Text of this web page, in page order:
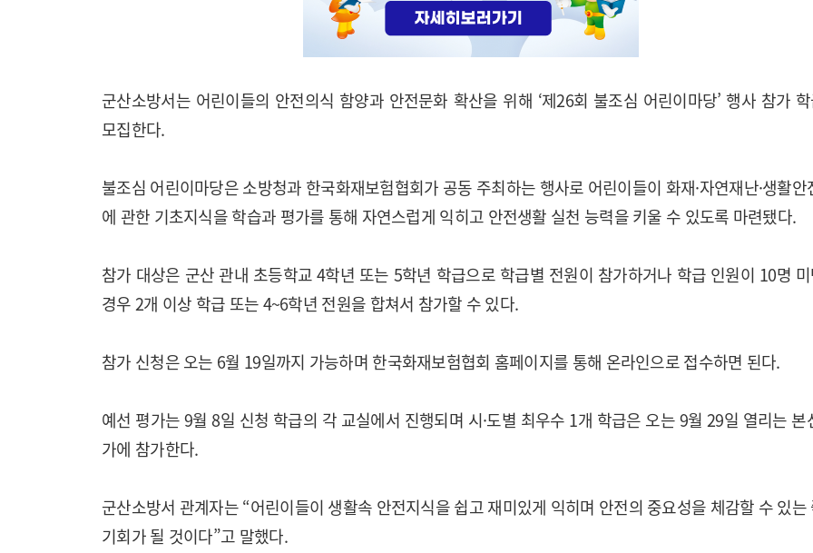
군산소방서는 어린이들의 안전의식 함양과 안전문화 확산을 위해 ‘제26회 불조심 어린이마당’ 행사 참가
모집한다.
불조심 어린이마당은 소방청과 한국화재보험협회가 공동 주최하는 행사로 어린이들이 화재·자연재난·생활안
에 관한 기초지식을 학습과 평가를 통해 자연스럽게 익히고 안전생활 실천 능력을 키울 수 있도록 마련됐다.
참가 대상은 군산 관내 초등학교 4학년 또는 5학년 학급으로 학급별 전원이 참가하거나 학급 인원이 10명
경우 2개 이상 학급 또는 4~6학년 전원을 합쳐서 참가할 수 있다.
참가 신청은 오는 6월 19일까지 가능하며 한국화재보험협회 홈페이지를 통해 온라인으로 접수하면 된다.
예선 평가는 9월 8일 신청 학급의 각 교실에서 진행되며 시·도별 최우수 1개 학급은 오는 9월 29일 열리는 본
가에 참가한다.
군산소방서 관계자는 “어린이들이 생활속 안전지식을 쉽고 재미있게 익히며 안전의 중요성을 체감할 수 있는
기회가 될 것이다”고 말했다.